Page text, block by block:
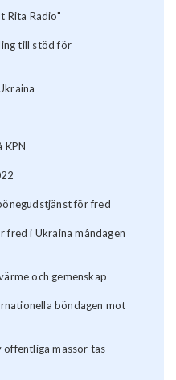
Rita Radio"
till stöd för
KPN
för fred
fred i Ukraina måndagen
och gemenskap
böndagen mot
mässor tas